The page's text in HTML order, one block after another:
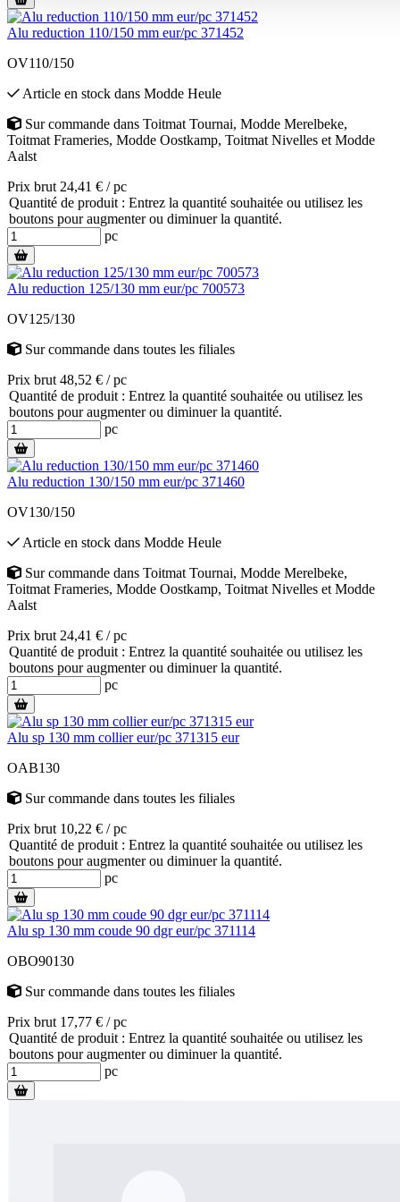
Alu reduction 110/150 mm eur/pc 371452
OV110/150
Article en stock dans Modde Heule
Sur commande dans Toitmat Tournai, Modde Merelbeke,
Toitmat Frameries, Modde Oostkamp, Toitmat Nivelles et Modde
Aalst
Prix brut 24,41 € / pc
Quantité de produit : Entrez la quantité souhaitée ou utilisez les
boutons pour augmenter ou diminuer la quantité.
pc
Alu reduction 125/130 mm eur/pc 700573
OV125/130
Sur commande dans toutes les filiales
Prix brut 48,52 € / pc
Quantité de produit : Entrez la quantité souhaitée ou utilisez les
boutons pour augmenter ou diminuer la quantité.
pc
Alu reduction 130/150 mm eur/pc 371460
OV130/150
Article en stock dans Modde Heule
Sur commande dans Toitmat Tournai, Modde Merelbeke,
Toitmat Frameries, Modde Oostkamp, Toitmat Nivelles et Modde
Aalst
Prix brut 24,41 € / pc
Quantité de produit : Entrez la quantité souhaitée ou utilisez les
boutons pour augmenter ou diminuer la quantité.
pc
Alu sp 130 mm collier eur/pc 371315 eur
OAB130
Sur commande dans toutes les filiales
Prix brut 10,22 € / pc
Quantité de produit : Entrez la quantité souhaitée ou utilisez les
boutons pour augmenter ou diminuer la quantité.
pc
Alu sp 130 mm coude 90 dgr eur/pc 371114
OBO90130
Sur commande dans toutes les filiales
Prix brut 17,77 € / pc
Quantité de produit : Entrez la quantité souhaitée ou utilisez les
boutons pour augmenter ou diminuer la quantité.
pc